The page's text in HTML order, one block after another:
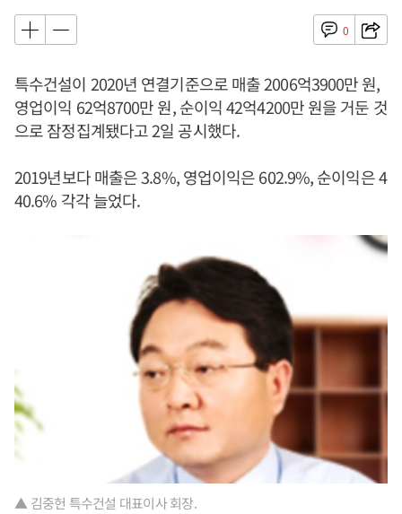
0
특수건설이 2020년 연결기준으로 매출 2006억3900만 원,
영업이익 62억8700만 원, 순이익 42억4200만 원을 거둔 것
으로 잠정집계됐다고 2일 공시했다.
2019년보다 매출은 3.8%, 영업이익은 602.9%, 순이익은 4
40.6% 각각 늘었다.
▲ 김중헌 특수건설 대표이사 회장.